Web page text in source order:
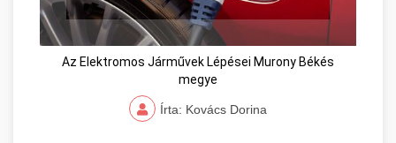
Az Elektromos Járművek Lépései Murony Békés
megye
Írta: Kovács Dorina